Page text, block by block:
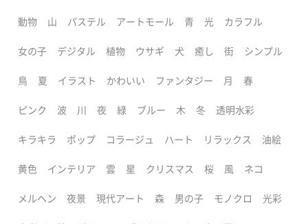
動物 山 パステル アートモール 青 光 カラフル
女の子 デジタル 植物 ウサギ 犬 癒し 街 シンプル
鳥 夏 イラスト かわいい ファンタジー 月 春
ピンク 波 川 夜 緑 ブルー 木 冬 透明水彩
キラキラ ポップ コラージュ ハート リラックス 油絵
黄色 インテリア 雲 星 クリスマス 桜 風 ネコ
メルヘン 夜景 現代アート 森 男の子 モノクロ 光彩